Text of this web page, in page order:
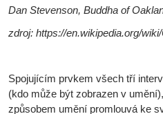
Dan Stevenson, Buddha of
zdroj: https://en.wikipedia.org/
Spojujícím prvkem všech tří
(kdo může být zobrazen v
způsobem umění promlouvá ke